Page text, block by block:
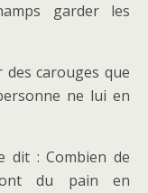
garder les
carouges que
ne lui en
dit : Combien de
ont du pain en